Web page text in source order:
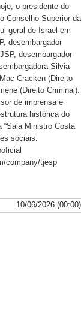
o presidente do
Conselho Superior da
geral de Israel em
desembargador
desembargador
Silvia
Cracken (Direito
(Direito Criminal).
de imprensa e
histórica do
Ministro Costa
sociais:
company/tjesp
10/06/2026 (00:00)